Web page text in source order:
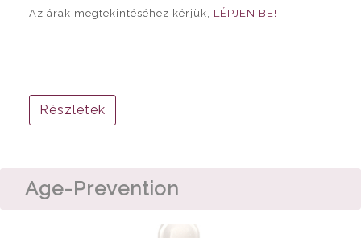
Az árak megtekintéséhez kérjük, LÉPJEN BE!
Részletek
Age-Prevention